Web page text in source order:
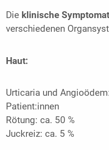
Die klinische
verschiedenen
Haut:
Urticaria und
Patient:innen
Rötung: ca. 50 %
Juckreiz: ca. 5 %